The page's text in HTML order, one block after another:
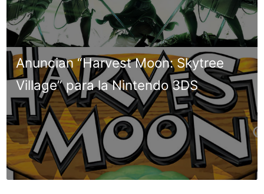
Anuncian “Harvest Moon: Skytree
Village” para la Nintendo 3DS